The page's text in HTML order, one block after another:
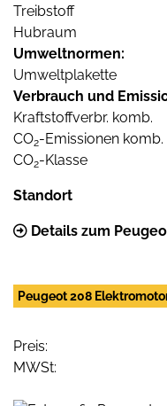
Treibstoff
Hubraum
Umweltnormen:
Umweltplakette
Verbrauch und
Kraftstoffverbr. komb.
CO2-Emissionen komb.
CO2-Klasse
Standort
Details zum
Peugeot 208
Preis:
MWSt: